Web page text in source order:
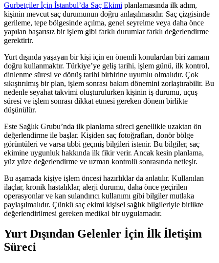
Gurbetçiler İçin İstanbul’da Saç Ekimi planlamasında ilk adım,
kişinin mevcut saç durumunun doğru anlaşılmasıdır. Saç çizgisinde
gerileme, tepe bölgesinde açılma, genel seyrelme veya daha önce
yapılan başarısız bir işlem gibi farklı durumlar farklı değerlendirme
gerektirir.
Yurt dışında yaşayan bir kişi için en önemli konulardan biri zamanı
doğru kullanmaktır. Türkiye’ye geliş tarihi, işlem günü, ilk kontrol,
dinlenme süresi ve dönüş tarihi birbirine uyumlu olmalıdır. Çok
sıkıştırılmış bir plan, işlem sonrası bakım dönemini zorlaştırabilir. Bu
nedenle seyahat takvimi oluşturulurken kişinin iş durumu, uçuş
süresi ve işlem sonrası dikkat etmesi gereken dönem birlikte
düşünülür.
Este Sağlık Grubu’nda ilk planlama süreci genellikle uzaktan ön
değerlendirme ile başlar. Kişiden saç fotoğrafları, donör bölge
görüntüleri ve varsa tıbbi geçmiş bilgileri istenir. Bu bilgiler, saç
ekimine uygunluk hakkında ilk fikir verir. Ancak kesin planlama,
yüz yüze değerlendirme ve uzman kontrolü sonrasında netleşir.
Bu aşamada kişiye işlem öncesi hazırlıklar da anlatılır. Kullanılan
ilaçlar, kronik hastalıklar, alerji durumu, daha önce geçirilen
operasyonlar ve kan sulandırıcı kullanımı gibi bilgiler mutlaka
paylaşılmalıdır. Çünkü saç ekimi kişisel sağlık bilgileriyle birlikte
değerlendirilmesi gereken medikal bir uygulamadır.
Yurt Dışından Gelenler İçin İlk İletişim
Süreci